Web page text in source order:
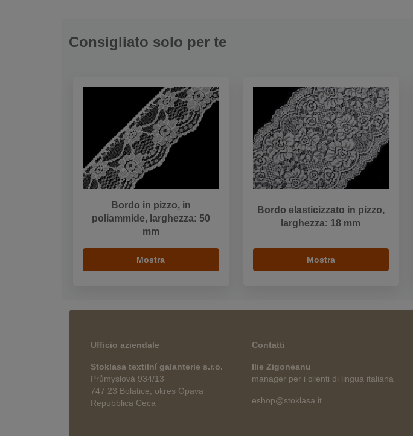
Consigliato solo per te
Bordo in pizzo, in
poliammide, larghezza: 50
mm
Mostra
Bordo elasticizzato in pizzo,
larghezza: 18 mm
Mostra
Ufficio aziendale
Stoklasa textilní galanterie s.r.o.
Průmyslová 934/13
747 23 Bolatice, okres Opava
Repubblica Ceca
Contatti
Ilie Zigoneanu
manager per i clienti di lingua italiana
eshop@stoklasa.it